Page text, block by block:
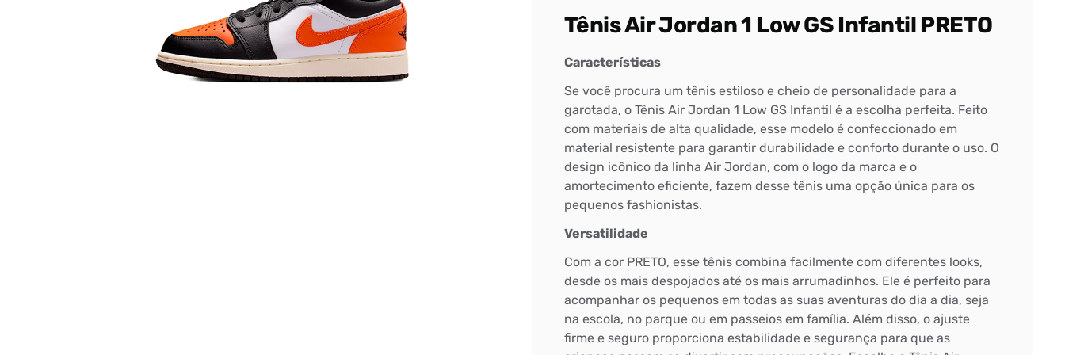
Tênis Air Jordan 1 Low GS Infantil PRETO
Características
Se você procura um tênis estiloso e cheio de personalidade para a
garotada, o Tênis Air Jordan 1 Low GS Infantil é a escolha perfeita. Feito
com materiais de alta qualidade, esse modelo é confeccionado em
material resistente para garantir durabilidade e conforto durante o uso. O
design icônico da linha Air Jordan, com o logo da marca e o
amortecimento eficiente, fazem desse tênis uma opção única para os
pequenos fashionistas.
Versatilidade
Com a cor PRETO, esse tênis combina facilmente com diferentes looks,
desde os mais despojados até os mais arrumadinhos. Ele é perfeito para
acompanhar os pequenos em todas as suas aventuras do dia a dia, seja
na escola, no parque ou em passeios em família. Além disso, o ajuste
firme e seguro proporciona estabilidade e segurança para que as